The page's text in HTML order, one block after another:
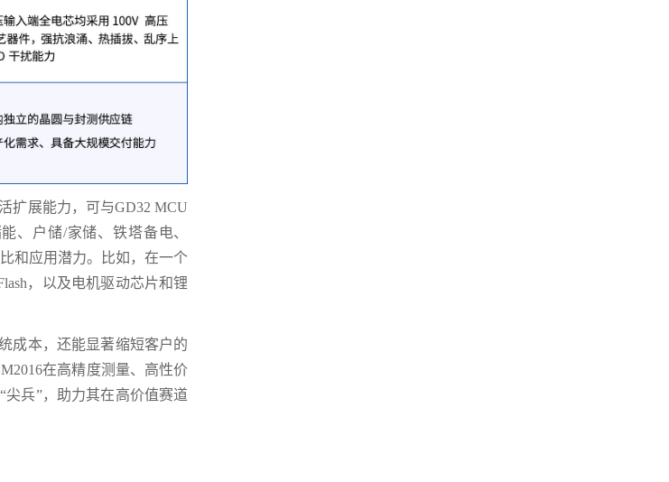
扩展能力，可与GD32 MCU
、户储/家储、铁塔备电、
和应用潜力。比如，在一个
，以及电机驱动芯片和锂
成本，还能显著缩短客户的
在高精度测量、高性价
兵”，助力其在高价值赛道